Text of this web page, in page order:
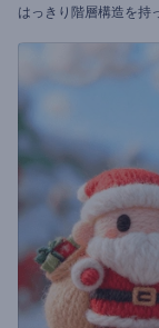
はっきり階層構造を持